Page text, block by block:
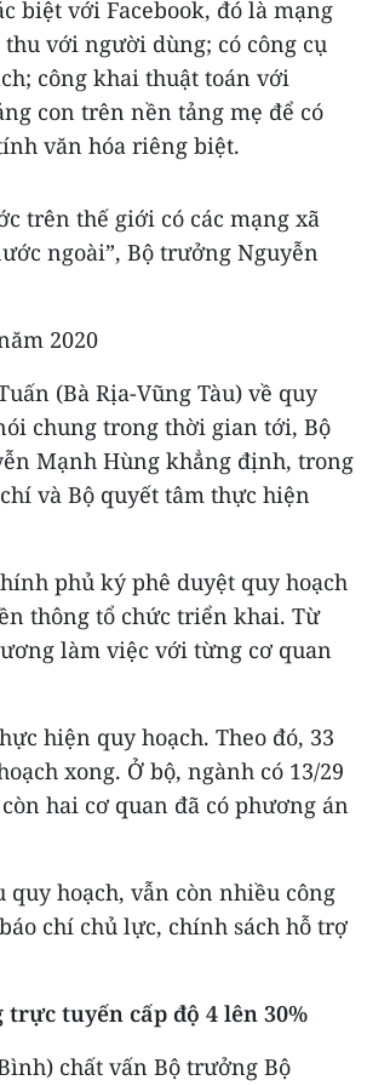
biệt với Facebook, đó là mạng
với người dùng; có công cụ
công khai thuật toán với
con trên nền tảng mẹ để có
văn hóa riêng biệt.
trên thế giới có các mạng xã
ngoài”, Bộ trưởng Nguyễn
2020
(Bà Rịa-Vũng Tàu) về quy
chung trong thời gian tới, Bộ
Mạnh Hùng khẳng định, trong
và Bộ quyết tâm thực hiện
phủ ký phê duyệt quy hoạch
thông tổ chức triển khai. Từ
làm việc với từng cơ quan
hiện quy hoạch. Theo đó, 33
xong. Ở bộ, ngành có 13/29
hai cơ quan đã có phương án
hoạch, vẫn còn nhiều công
chí chủ lực, chính sách hỗ trợ
tuyến cấp độ 4 lên 30%
chất vấn Bộ trưởng Bộ